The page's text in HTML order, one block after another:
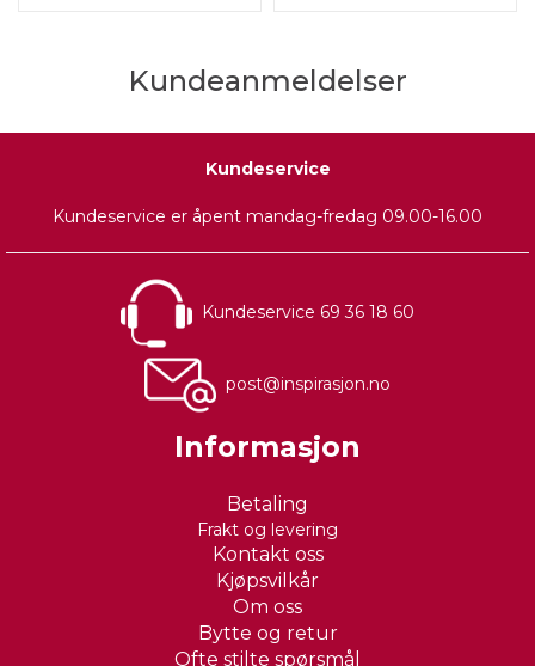
Kundeanmeldelser
Kundeservice
Kundeservice er åpent mandag-fredag 09.00-16.00
Kundeservice 69 36 18 60
post@inspirasjon.no
Informasjon
Betaling
Frakt og levering
Kontakt oss
Kjøpsvilkår
Om oss
Bytte og retur
Ofte stilte spørsmål